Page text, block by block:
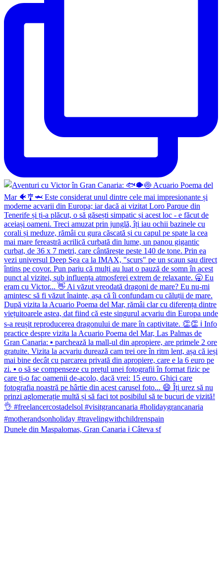
Dunele din Maspalomas, Gran Canaria ℹ️ Câteva sf